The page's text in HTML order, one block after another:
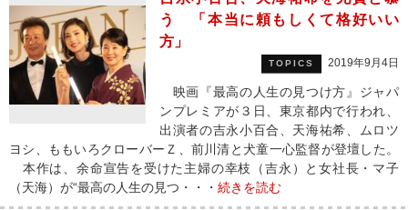
う 「本当に頼もしくて格好いい
方」
TOPICS 2019年9月4日
映画『最高の人生の見つけ方』ジャパ
ンプレミアが３日、東京都内で行われ、
出演者の吉永小百合、天海祐希、ムロツ
ヨシ、ももいろクローバーＺ、前川清と犬童一心監督が登壇した。
本作は、余命宣告を受けた主婦の幸枝（吉永）と女社長・マ子
（天海）が“最高の人生の見つ・・・ 続きを読む